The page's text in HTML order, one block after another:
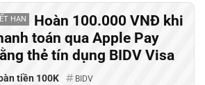
HẠN
Hoàn 100.000 VNĐ khi
toán qua Apple Pay
thẻ tín dụng BIDV Visa
tiền 100K BIDV